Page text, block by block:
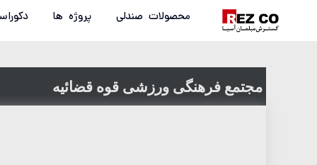
محصولات صندلی پروژه ها
مجتمع فرهنگی ورزشی قوه قضائیه